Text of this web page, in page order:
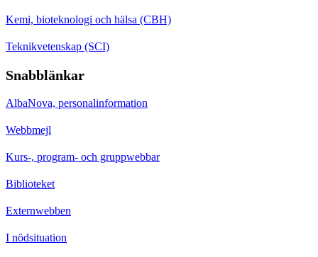
Kemi, bioteknologi och hälsa (CBH)
Teknikvetenskap (SCI)
Snabblänkar
AlbaNova, personalinformation
Webbmejl
Kurs-, program- och gruppwebbar
Biblioteket
Externwebben
I nödsituation